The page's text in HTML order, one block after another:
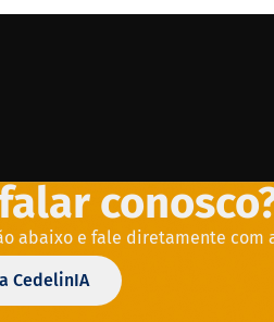
abaixo e fale diretamente com
CedelinIA